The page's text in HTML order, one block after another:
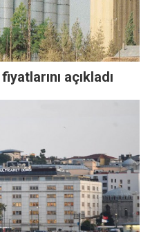
açıkladı